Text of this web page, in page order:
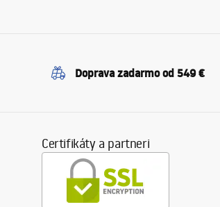
Doprava zadarmo od 549 €
Certifikáty a partneri